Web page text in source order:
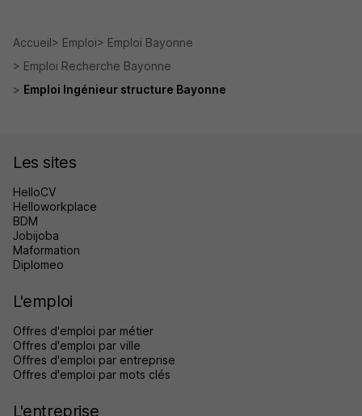
Accueil Emploi
Emploi Bayonne
Emploi Recherche Bayonne
Emploi Ingénieur structure Bayonne
Les sites
HelloCV
Helloworkplace
BDM
Jobijoba
Maformation
Diplomeo
L'emploi
Offres d'emploi par métier
Offres d'emploi par ville
Offres d'emploi par entreprise
Offres d'emploi par mots clés
L'entreprise